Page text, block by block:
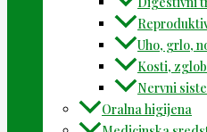
Uho, grlo,
Kosti,
Nervni
Oralna higijena